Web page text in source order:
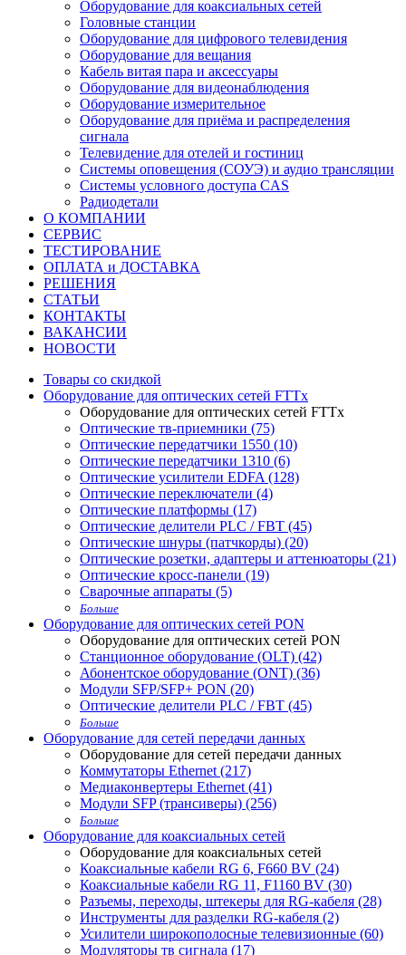
Оборудование для коаксиальных сетей
Головные станции
Оборудование для цифрового телевидения
Оборудование для вещания
Кабель витая пара и аксессуары
Оборудование для видеонаблюдения
Оборудование измерительное
Оборудование для приёма и распределения
сигнала
Телевидение для отелей и гостиниц
Системы оповещения (СОУЭ) и аудио трансляции
Системы условного доступа CAS
Радиодетали
О КОМПАНИИ
СЕРВИС
ТЕСТИРОВАНИЕ
ОПЛАТА и ДОСТАВКА
РЕШЕНИЯ
СТАТЬИ
КОНТАКТЫ
ВАКАНСИИ
НОВОСТИ
Товары со скидкой
Оборудование для оптических сетей FTTx
Оборудование для оптических сетей FTTx
Оптические тв-приемники (75)
Оптические передатчики 1550 (10)
Оптические передатчики 1310 (6)
Оптические усилители EDFA (128)
Оптические переключатели (4)
Оптические платформы (17)
Оптические делители PLC / FBT (45)
Оптические шнуры (патчкорды) (20)
Оптические розетки, адаптеры и аттенюаторы (21)
Оптические кросс-панели (19)
Сварочные аппараты (5)
Больше
Оборудование для оптических сетей PON
Оборудование для оптических сетей PON
Станционное оборудование (OLT) (42)
Абонентское оборудование (ONT) (36)
Модули SFP/SFP+ PON (20)
Оптические делители PLC / FBT (45)
Больше
Оборудование для сетей передачи данных
Оборудование для сетей передачи данных
Коммутаторы Ethernet (217)
Медиаконвертеры Ethernet (41)
Модули SFP (трансиверы) (256)
Больше
Оборудование для коаксиальных сетей
Оборудование для коаксиальных сетей
Коаксиальные кабели RG 6, F660 BV (24)
Коаксиальные кабели RG 11, F1160 BV (30)
Разъемы, переходы, штекеры для RG-кабеля (28)
Инструменты для разделки RG-кабеля (2)
Усилители широкополосные телевизионные (60)
Модуляторы тв сигнала (17)